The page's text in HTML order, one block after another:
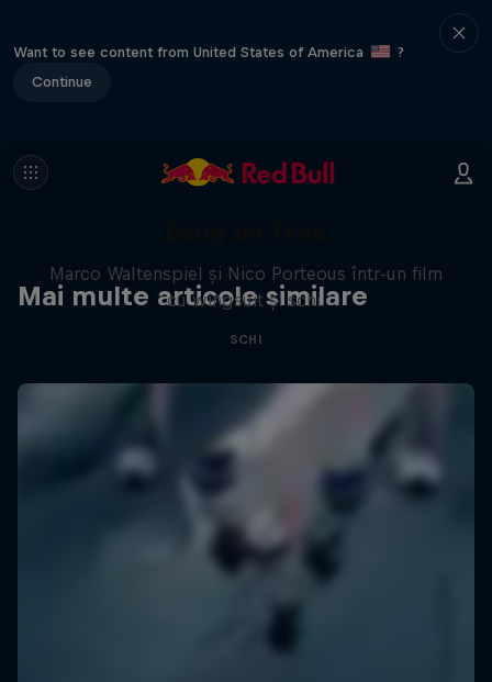
Want to see content from United States of America
?
Continue
Mai multe articole similare
Marco Waltenspiel și Nico Porteous într-un film
cu wingsuit și schi.
SCHI